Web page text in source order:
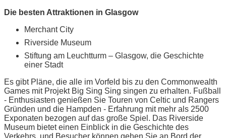
Die besten Attraktionen in Glasgow
Merchant City
Riverside Museum
Stiftung am Leuchtturm – Glasgow, die Geschichte
einer Stadt
Es gibt Pläne, die alle im Vorfeld bis zu den Commonwealth
Games mit Projekt Big Sing Sing singen zu erhalten. Fußball
- Enthusiasten genießen Sie Touren von Celtic und Rangers
Gründen und die Hampden - Erfahrung mit mehr als 2500
Exponaten bezogen auf das große Spiel. Das Riverside
Museum bietet einen Einblick in die Geschichte des
Verkehrs, und Besucher können gehen Sie an Bord der